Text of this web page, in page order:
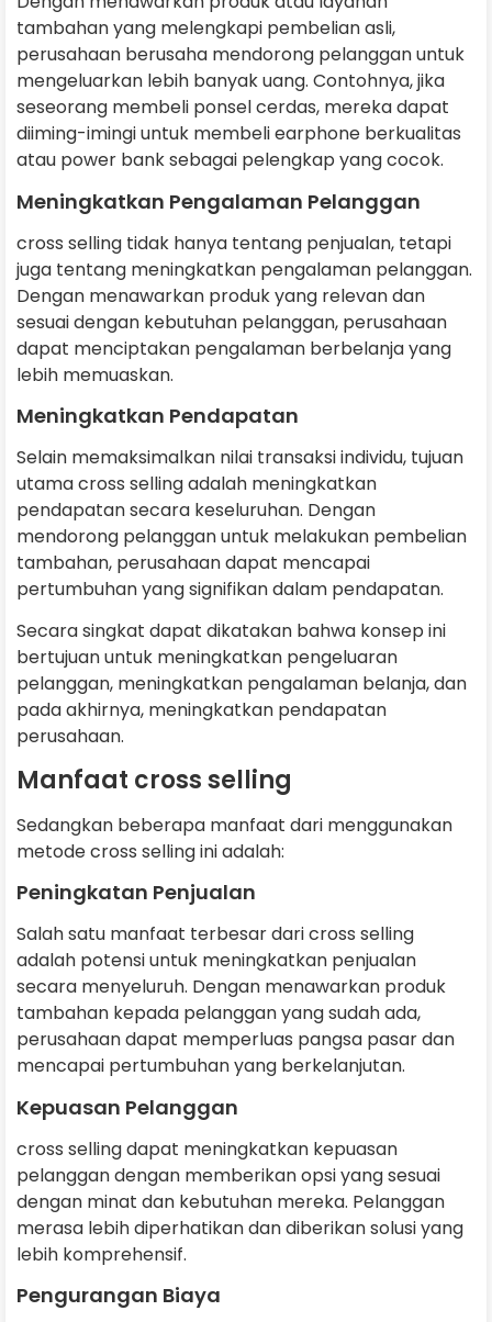
tambahan yang melengkapi pembelian asli,
perusahaan berusaha mendorong pelanggan untuk
mengeluarkan lebih banyak uang. Contohnya, jika
seseorang membeli ponsel cerdas, mereka dapat
diiming-imingi untuk membeli earphone berkualitas
atau power bank sebagai pelengkap yang cocok.
Meningkatkan Pengalaman Pelanggan
cross selling tidak hanya tentang penjualan, tetapi
juga tentang meningkatkan pengalaman pelanggan.
Dengan menawarkan produk yang relevan dan
sesuai dengan kebutuhan pelanggan, perusahaan
dapat menciptakan pengalaman berbelanja yang
lebih memuaskan.
Meningkatkan Pendapatan
Selain memaksimalkan nilai transaksi individu, tujuan
utama cross selling adalah meningkatkan
pendapatan secara keseluruhan. Dengan
mendorong pelanggan untuk melakukan pembelian
tambahan, perusahaan dapat mencapai
pertumbuhan yang signifikan dalam pendapatan.
Secara singkat dapat dikatakan bahwa konsep ini
bertujuan untuk meningkatkan pengeluaran
pelanggan, meningkatkan pengalaman belanja, dan
pada akhirnya, meningkatkan pendapatan
perusahaan.
Manfaat cross selling
Sedangkan beberapa manfaat dari menggunakan
metode cross selling ini adalah:
Peningkatan Penjualan
Salah satu manfaat terbesar dari cross selling
adalah potensi untuk meningkatkan penjualan
secara menyeluruh. Dengan menawarkan produk
tambahan kepada pelanggan yang sudah ada,
perusahaan dapat memperluas pangsa pasar dan
mencapai pertumbuhan yang berkelanjutan.
Kepuasan Pelanggan
cross selling dapat meningkatkan kepuasan
pelanggan dengan memberikan opsi yang sesuai
dengan minat dan kebutuhan mereka. Pelanggan
merasa lebih diperhatikan dan diberikan solusi yang
lebih komprehensif.
Pengurangan Biaya